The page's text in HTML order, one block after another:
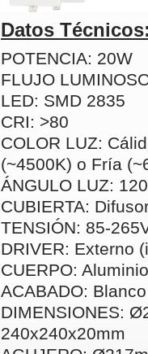
Datos
POTENCIA: 20W
FLUJO
LED: SMD 2835
CRI: >80
COLOR LUZ:
(~4500K) o Fría
ÁNGULO LUZ:
CUBIERTA:
TENSIÓN: 85-
DRIVER: Externo
CUERPO: Aluminio
ACABADO: Blanco
DIMENSIONES:
240x240x20mm